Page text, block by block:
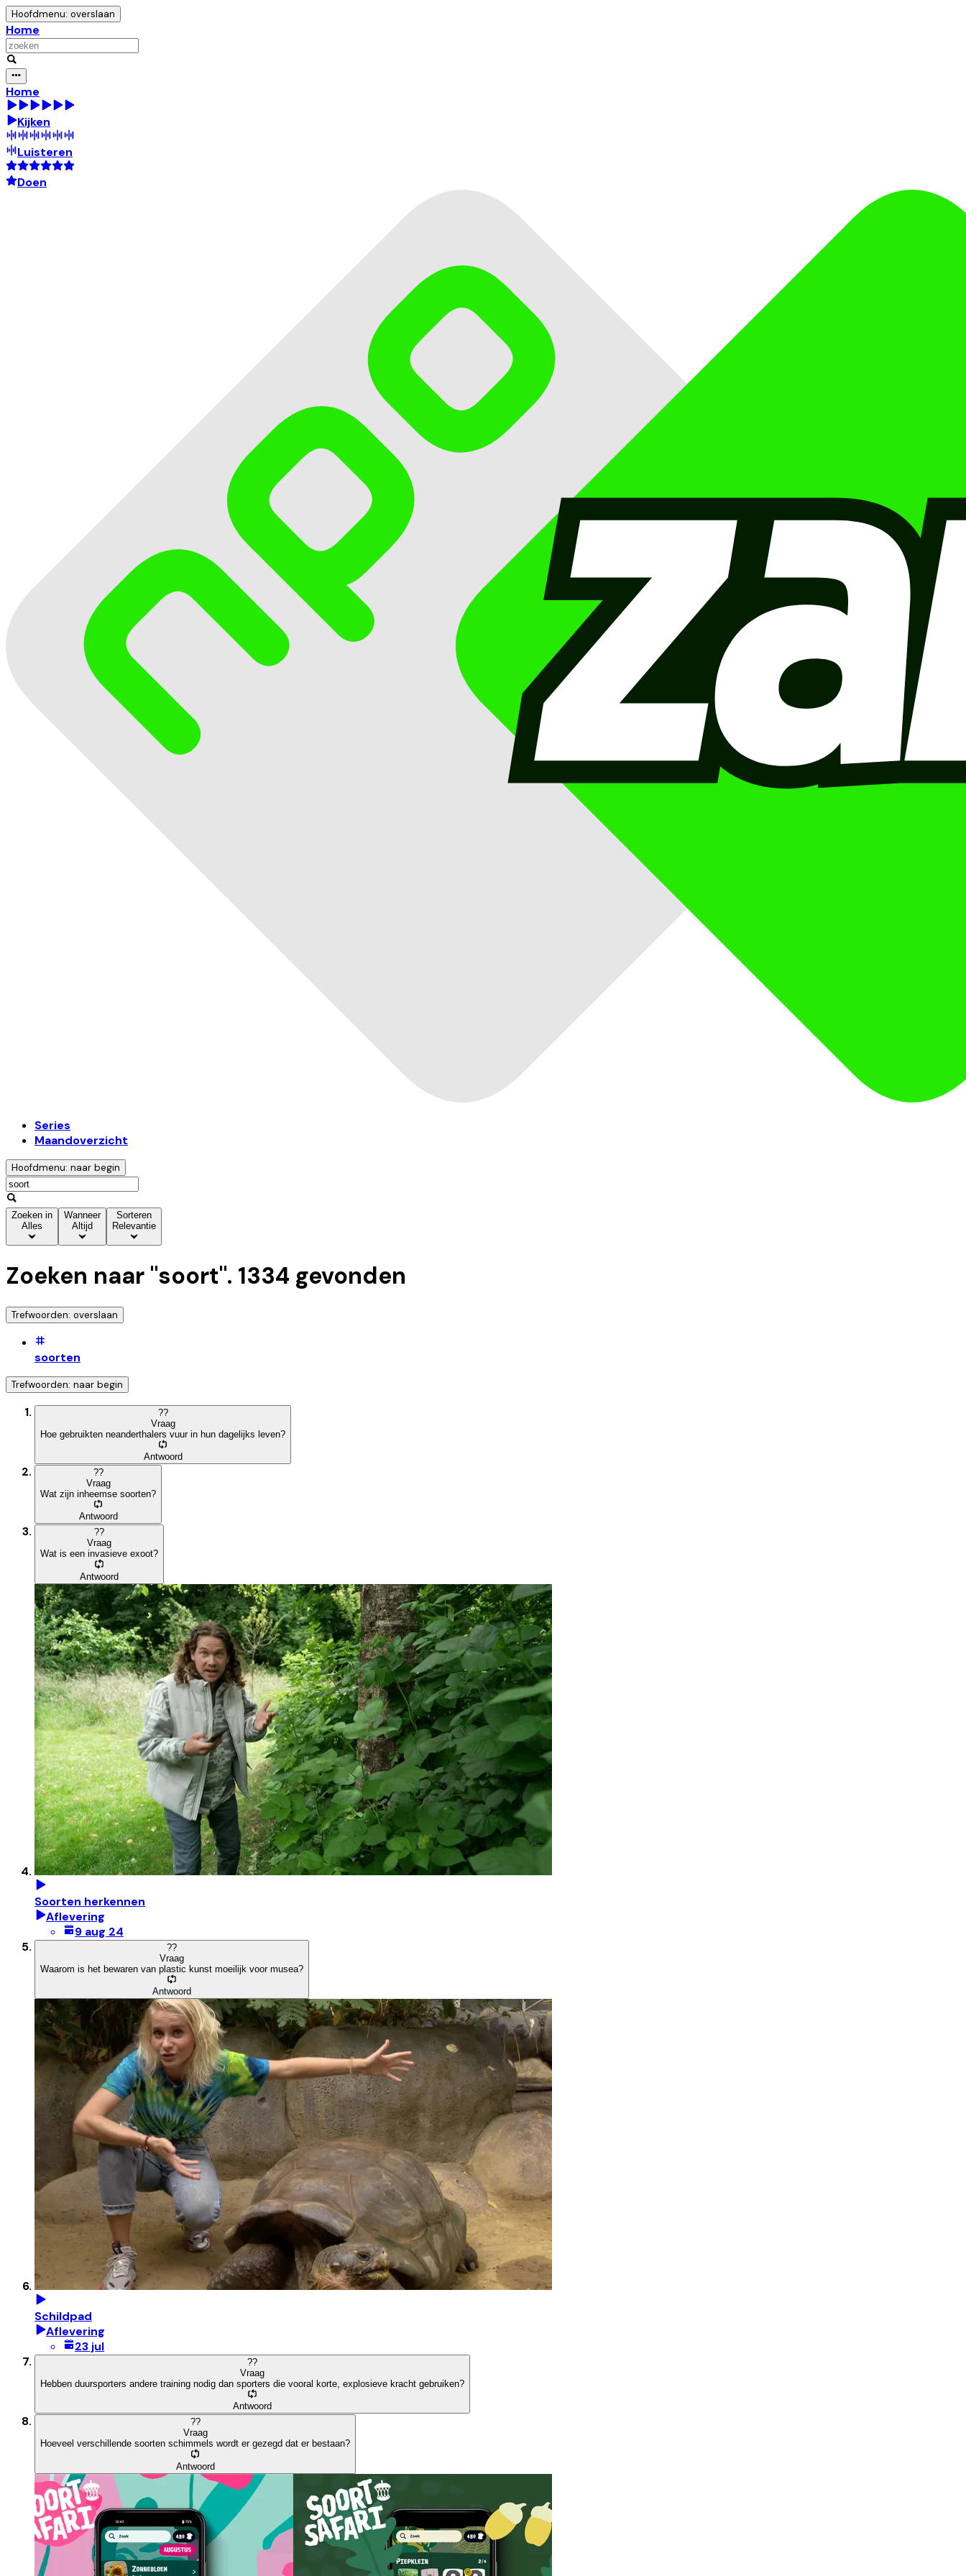
Hoofdmenu: overslaan
Home
Home
Kijken
Luisteren
Doen
Series
Maandoverzicht
Hoofdmenu: naar begin
Zoeken in
Alles
Wanneer
Altijd
Sorteren
Relevantie
Zoeken naar "soort". 1334 gevonden
Trefwoorden: overslaan
soorten
Trefwoorden: naar begin
??
Vraag
Hoe gebruikten neanderthalers vuur in hun dagelijks leven?
Antwoord
??
Vraag
Wat zijn inheemse soorten?
Antwoord
??
Vraag
Wat is een invasieve exoot?
Antwoord
Soorten herkennen
Aflevering
9 aug 24
??
Vraag
Waarom is het bewaren van plastic kunst moeilijk voor musea?
Antwoord
Schildpad
Aflevering
23 jul
??
Vraag
Hebben duursporters andere training nodig dan sporters die vooral korte, explosieve kracht gebruiken?
Antwoord
??
Vraag
Hoeveel verschillende soorten schimmels wordt er gezegd dat er bestaan?
Antwoord